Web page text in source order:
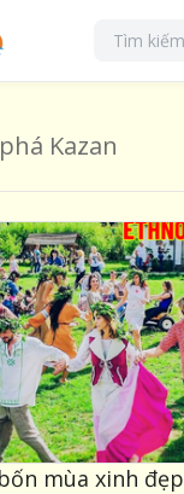
Kazan
mùa xinh đẹp